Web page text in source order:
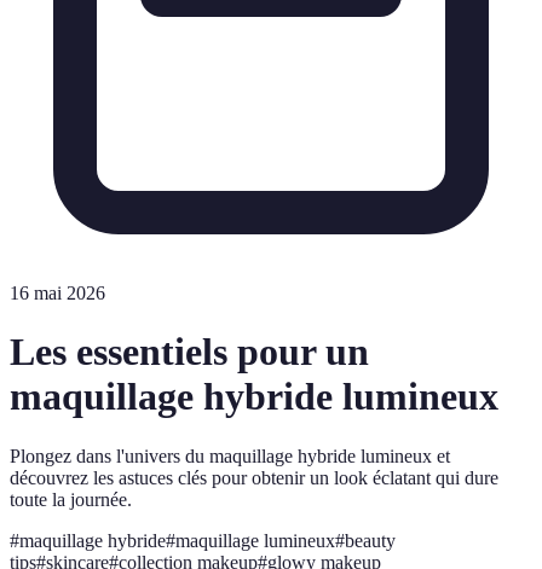
16 mai 2026
Les essentiels pour un
maquillage hybride lumineux
Plongez dans l'univers du maquillage hybride lumineux et
découvrez les astuces clés pour obtenir un look éclatant qui dure
toute la journée.
#maquillage hybride#maquillage lumineux#beauty
tips#skincare#collection makeup#glowy makeup